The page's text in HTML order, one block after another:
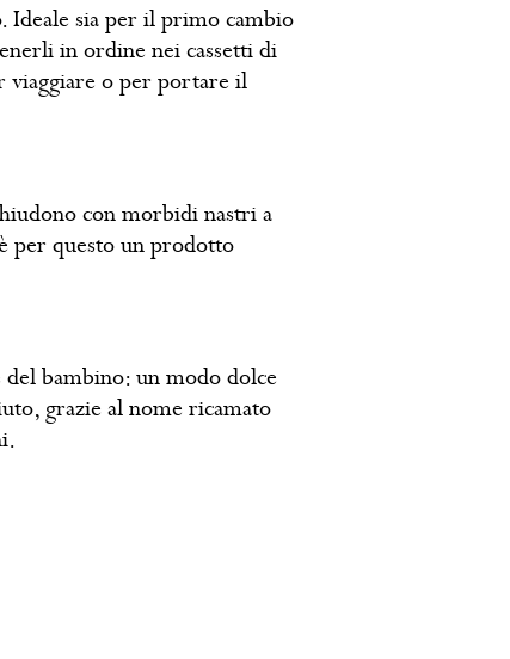
Ideale sia per il primo cambio
in ordine nei cassetti di
viaggiare o per portare il
con morbidi nastri a
per questo un prodotto
bambino: un modo dolce
grazie al nome ricamato